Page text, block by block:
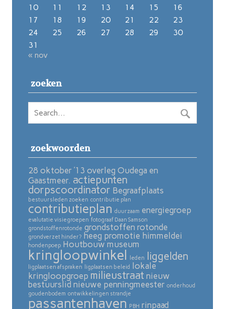
10
11 12 13 14 15
16
17
18 19 20 21 22
23
24
25 26 27 28 29
30
31
« nov
zoeken
zoekwoorden
28 oktober ’13 overleg Oudega en
Gaastmeer. actiepunten
dorpscoordinator Begraafplaats
bestuursleden zoeken contributie plan
contributieplan duurzaam energiegroep
evalutatie visiegroepen fotograaf Daan Samson
grondstoffenrotonde grondstoffen rotonde
grondverzet hinder? heeg promotie himmeldei
hondenpoep Houtbouw museum
kringloopwinkel leden liggelden
ligplaatsen afspraken ligplaatsen beleid
lokale
kringloopgroep milieustraat nieuw
bestuurslid nieuwe penningmeester onderhoud
goudenbodem ontwikkelingen strandje
passantenhaven PBH rinpaad